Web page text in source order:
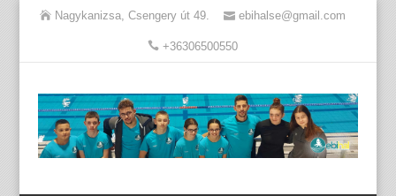
Nagykanizsa, Csengery út 49. ebihalse@gmail.com
+36306500550